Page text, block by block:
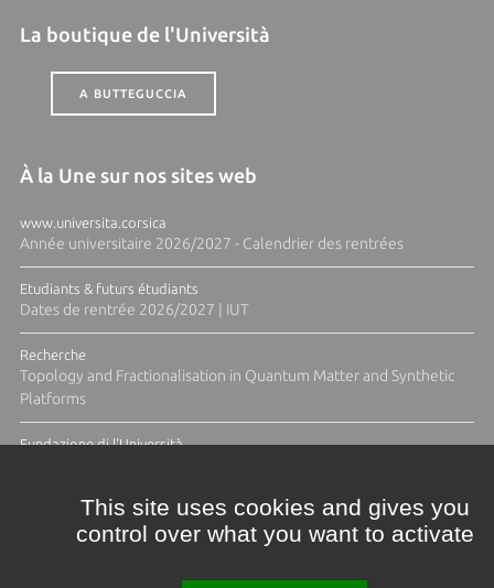
La boutique de l'Università
A BUTTEGUCCIA
À la Une sur nos sites web
www.universita.corsica
Année universitaire 2026/2027 - Calendrier des rentrées
Etudiants & futurs étudiants
Dates de rentrée 2026/2027 | IUT
Recherche
Topology and Fractionalisation in Quantum Matter and Synthetic
Platforms
Fundazione di l'Università
This site uses cookies and gives you
control over what you want to activate